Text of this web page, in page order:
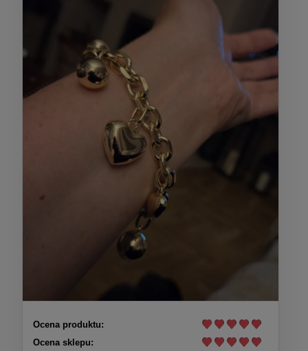
Ocena produktu:
Ocena sklepu: